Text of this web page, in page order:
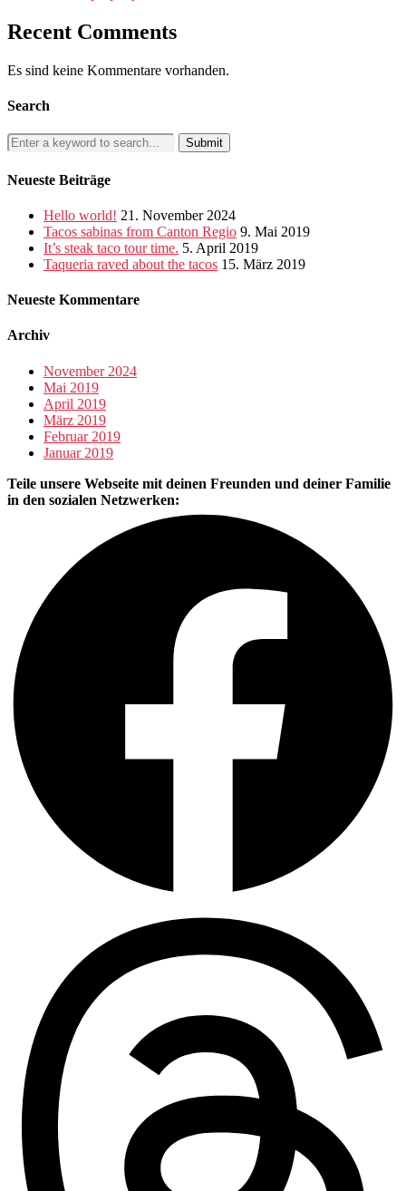
Recent Comments
Es sind keine Kommentare vorhanden.
Search
Neueste Beiträge
Hello world! 21. November 2024
Tacos sabinas from Canton Regio 9. Mai 2019
It’s steak taco tour time. 5. April 2019
Taqueria raved about the tacos 15. März 2019
Neueste Kommentare
Archiv
November 2024
Mai 2019
April 2019
März 2019
Februar 2019
Januar 2019
Teile unsere Webseite mit deinen Freunden und deiner Familie
in den sozialen Netzwerken: